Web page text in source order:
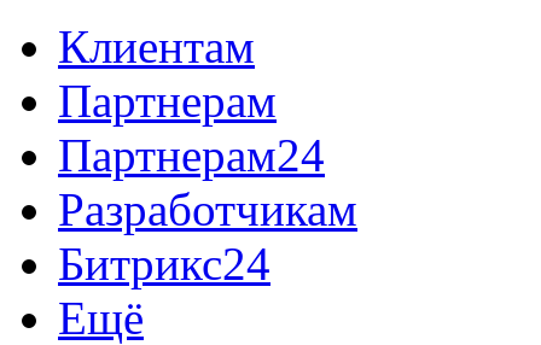
Клиентам
Партнерам
Партнерам24
Разработчикам
Битрикс24
Ещё